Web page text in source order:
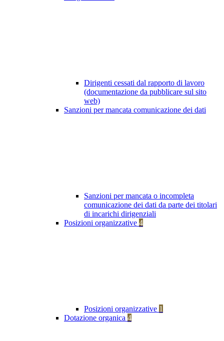
Dirigenti cessati dal rapporto di lavoro
(documentazione da pubblicare sul sito
web)
Sanzioni per mancata comunicazione dei dati
Sanzioni per mancata o incompleta
comunicazione dei dati da parte dei titolari
di incarichi dirigenziali
Posizioni organizzative 4
Posizioni organizzative 1
Dotazione organica 4